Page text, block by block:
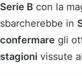
Serie B con la
sbarcherebbe in
confermare gli
stagioni vissute